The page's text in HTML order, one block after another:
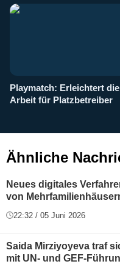
Playmatch: Erleichtert die
Arbeit für Platzbetreiber
Ähnliche
Neues digitales
von
22:32 / 05 Juni 2026
Saida Mirziyoyeva traf
mit UN- und GEF-